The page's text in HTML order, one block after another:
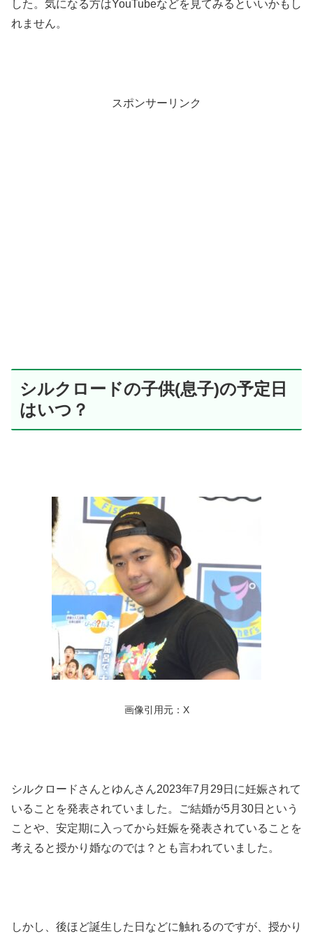
した。気になる方はYouTubeなどを見てみるといいかもし
れません。
スポンサーリンク
シルクロードの子供(息子)の予定日
はいつ？
画像引用元：X
シルクロードさんとゆんさん2023年7月29日に妊娠されて
いることを発表されていました。ご結婚が5月30日という
ことや、安定期に入ってから妊娠を発表されていることを
考えると授かり婚なのでは？とも言われていました。
しかし、後ほど誕生した日などに触れるのですが、授かり